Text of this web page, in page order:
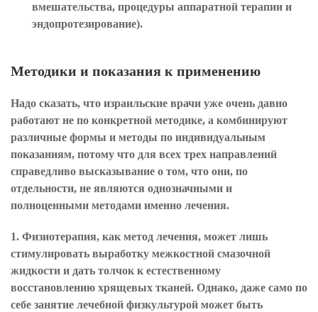
вмешательства, процедуры аппаратной терапии и
эндопротезирование).
Методики и показания к применению
Надо сказать, что израильские врачи уже очень давно
работают не по конкретной методике, а комбинируют
различные формы и методы по индивидуальным
показаниям, потому что для всех трех направлений
справедливо высказывание о том, что они, по
отдельности, не являются однозначными и
полноценными методами именно лечения.
1. Физиотерапия, как метод лечения, может лишь
стимулировать выработку межкостной смазочной
жидкости и дать толчок к естественному
восстановлению хрящевых тканей. Однако, даже само по
себе занятие лечебной физкультурой может быть